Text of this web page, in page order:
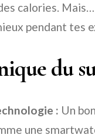
calories. Mais…
pendant tes
du
: Un
une